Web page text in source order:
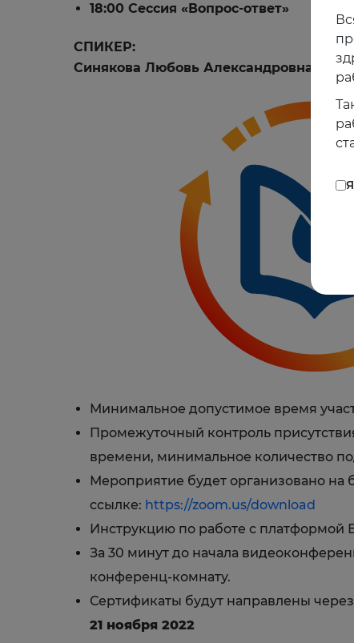
18:00 Сессия «Вопрос-ответ»
СПИКЕР:
Синякова Любовь Александровна
Минимальное допустимое время
Промежуточный контроль
времени, минимальное количество
Мероприятие будет организовано
ссылке: https://zoom.us/download
Инструкцию по работе с платформой
За 30 минут до начала
конференц-комнату.
Сертификаты будут направлены
21 ноября 2022